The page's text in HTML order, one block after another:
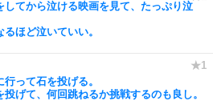
してから泣ける映画を見て、たっぷり泣
るほど泣いていい。
って石を投げる。
投げて、何回跳ねるか挑戦するのも良し。